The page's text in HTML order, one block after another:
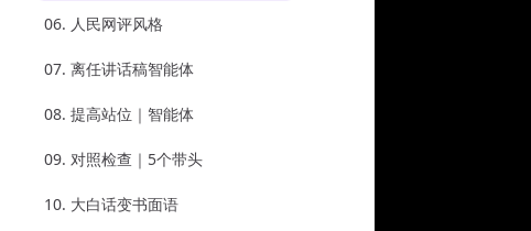
06. 人民网评风格
07. 离任讲话稿智能体
08. 提高站位｜智能体
09. 对照检查｜5个带头
10. 大白话变书面语